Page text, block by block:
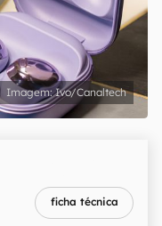
Ivo/Canaltech
ficha técnica